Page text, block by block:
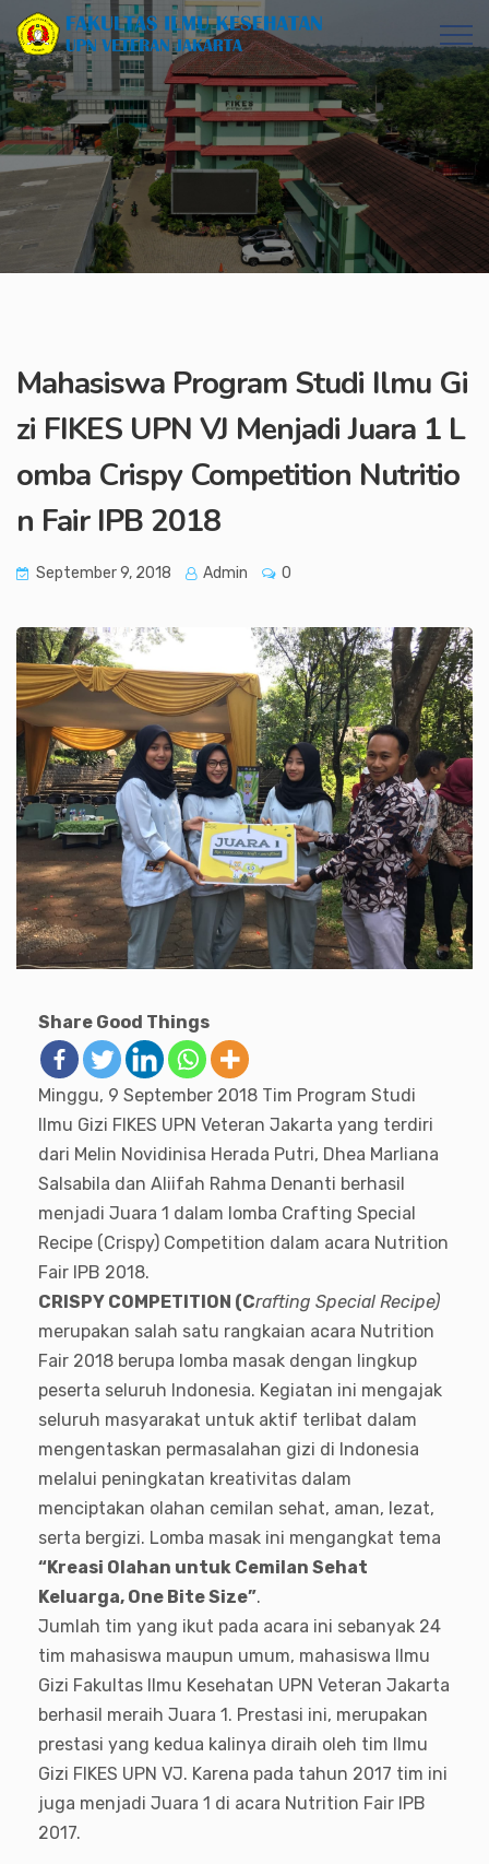
Mahasiswa Program Studi Ilmu Gi
zi FIKES UPN VJ Menjadi Juara 1 L
omba Crispy Competition Nutritio
n Fair IPB 2018
September 9, 2018 Admin 0
Share Good Things
Minggu, 9 September 2018 Tim Program Studi
Ilmu Gizi FIKES UPN Veteran Jakarta yang terdiri
dari Melin Novidinisa Herada Putri, Dhea Marliana
Salsabila dan Aliifah Rahma Denanti berhasil
menjadi Juara 1 dalam lomba Crafting Special
Recipe (Crispy) Competition dalam acara Nutrition
Fair IPB 2018.
CRISPY COMPETITION (Crafting Special Recipe)
merupakan salah satu rangkaian acara Nutrition
Fair 2018 berupa lomba masak dengan lingkup
peserta seluruh Indonesia. Kegiatan ini mengajak
seluruh masyarakat untuk aktif terlibat dalam
mengentaskan permasalahan gizi di Indonesia
melalui peningkatan kreativitas dalam
menciptakan olahan cemilan sehat, aman, lezat,
serta bergizi. Lomba masak ini mengangkat tema
“Kreasi Olahan untuk Cemilan Sehat
Keluarga, One Bite Size”.
Jumlah tim yang ikut pada acara ini sebanyak 24
tim mahasiswa maupun umum, mahasiswa Ilmu
Gizi Fakultas Ilmu Kesehatan UPN Veteran Jakarta
berhasil meraih Juara 1. Prestasi ini, merupakan
prestasi yang kedua kalinya diraih oleh tim Ilmu
Gizi FIKES UPN VJ. Karena pada tahun 2017 tim ini
juga menjadi Juara 1 di acara Nutrition Fair IPB
2017.